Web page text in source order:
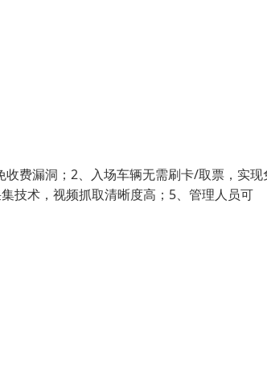
费漏洞；2、入场车辆无需刷卡/取票，实现
技术，视频抓取清晰度高；5、管理人员可